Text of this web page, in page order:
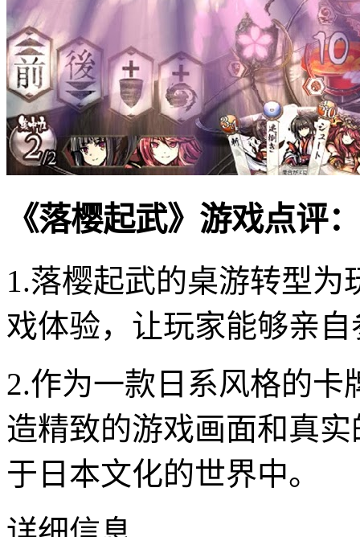
《落樱起武》游戏点评：
1.落樱起武的桌游转型
戏体验，让玩家能够亲
2.作为一款日系风格的
造精致的游戏画面和真
于日本文化的世界中。